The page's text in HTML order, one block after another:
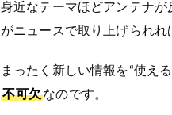
身近なテーマほどアンテナ
がニュースで取り上げられれ
まったく新しい情報を“使え
不可欠なのです。